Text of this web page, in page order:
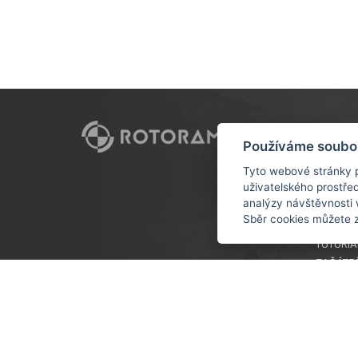
ÚDAJŮ
Používáme
Tyto webové stránky
uživatelského
analýzy návštěvnosti
Sběr cookies můžete